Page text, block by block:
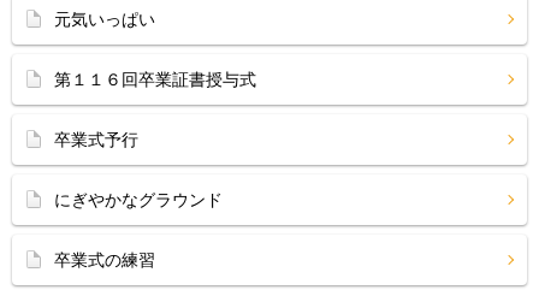
元気いっぱい
第１１６回卒業証書授与式
卒業式予行
にぎやかなグラウンド
卒業式の練習